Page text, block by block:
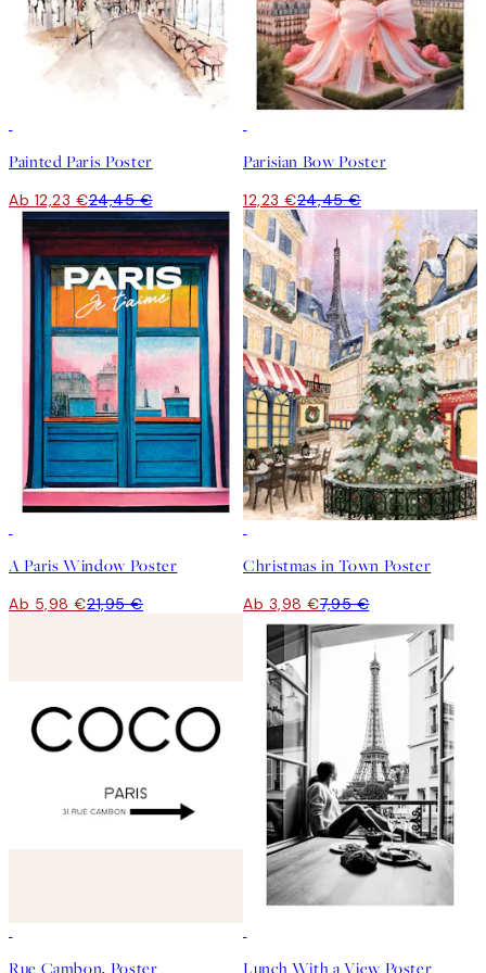
Painted Paris Poster
Ab 12,23 €24,45 €
Parisian Bow Poster
12,23 €24,45 €
A Paris Window Poster
Ab 5,98 €21,95 €
Christmas in Town Poster
Ab 3,98 €7,95 €
Rue Cambon, Poster Lunch With a View Poster